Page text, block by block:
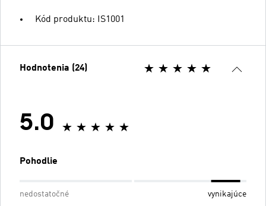
Kód produktu: IS1001
Hodnotenia (24)
5.0
Pohodlie
nedostatočné vynikajúce